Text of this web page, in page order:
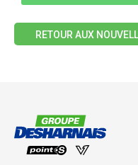
RETOUR AUX